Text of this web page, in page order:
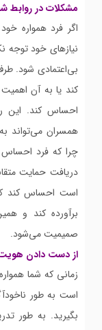
مشکلات در
اگر فرد همواره
نیازهای خود توجه
بی‌اعتمادی شود.
کند یا به آن
احساس کند. این
همسران می‌تواند
چرا که فرد
دریافت حمایت
است احساس کند
برآورده کند و
صمیمیت می‌شود.
از دست دادن
زمانی که شما
است به طور
بگیرید. به طور